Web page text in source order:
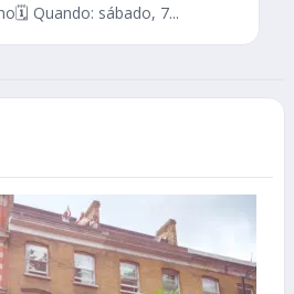
Quando: sábado, 7...